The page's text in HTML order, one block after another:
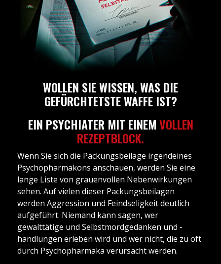
WOLLEN SIE WISSEN, WAS DIE
GEFÜRCHTETSTE WAFFE IST?
EIN PSYCHIATER MIT EINEMVOLLEN
REZEPTBLOCK.
Wenn Sie sich die Packungsbeilage irgendeines
Psychopharmakons anschauen, werden Sie eine
lange Liste von grauenvollen Nebenwirkungen
sehen. Auf vielen dieser Packungsbeilagen
werden Aggression und Feindseligkeit deutlich
aufgeführt. Niemand kann sagen, wer
gewalttätige und Selbstmordgedanken und -
handlungen erleben wird und wer nicht, die zu oft
durch Psychopharmaka verursacht werden.